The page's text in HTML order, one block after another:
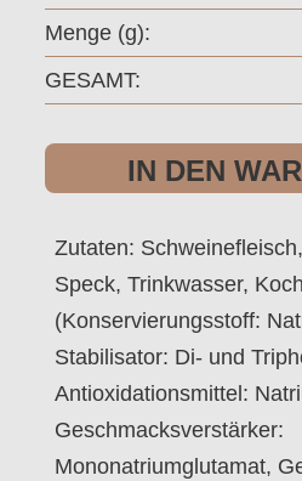
g
IN DEN
GESAMT:
Zutaten:
Speck, Trinkwasser,
(Konservierungsstoff:
Stabilisator: Di- und
Antioxidationsmittel:
Geschmacksverstärker:
Mononatriumglutamat,